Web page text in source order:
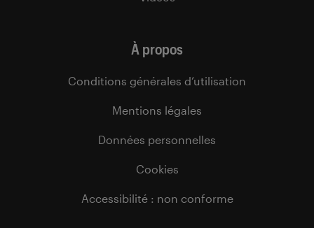
À propos
Conditions générales d’utilisation
Mentions légales
Données personnelles
Cookies
Accessibilité : non conforme